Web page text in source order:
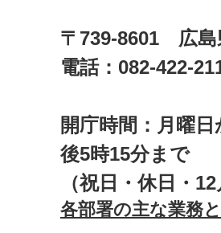
〒739-8601 広
電話：082-422-
開庁時間：月曜
後5時15分まで
（祝日・休日・
各部署の主な業務